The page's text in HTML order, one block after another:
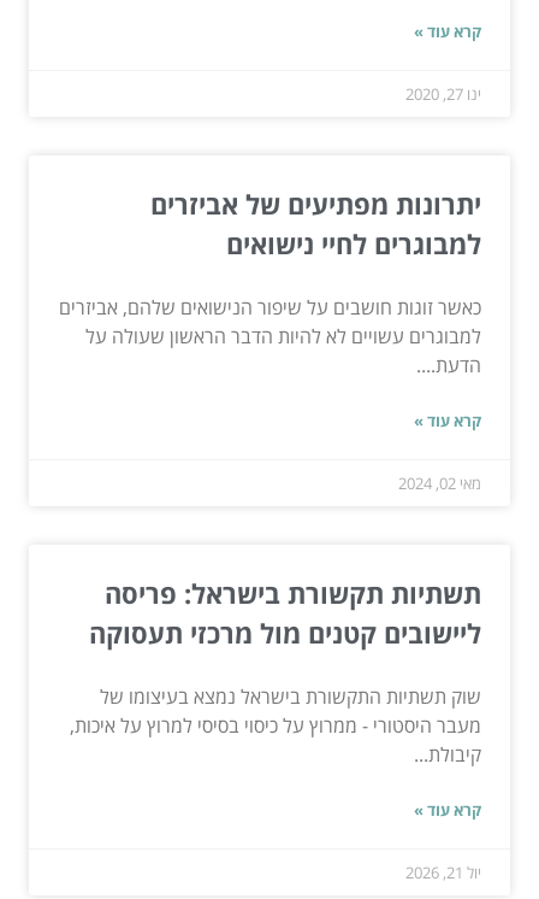
קרא עוד »
ינו 27, 2020
יתרונות מפתיעים של אביזרים
למבוגרים לחיי נישואים
כאשר זוגות חושבים על שיפור הנישואים שלהם, אביזרים
למבוגרים עשויים לא להיות הדבר הראשון שעולה על
הדעת....
קרא עוד »
מאי 02, 2024
תשתיות תקשורת בישראל: פריסה
ליישובים קטנים מול מרכזי תעסוקה
שוק תשתיות התקשורת בישראל נמצא בעיצומו של
מעבר היסטורי - ממרוץ על כיסוי בסיסי למרוץ על איכות,
קיבולת...
קרא עוד »
יול 21, 2026